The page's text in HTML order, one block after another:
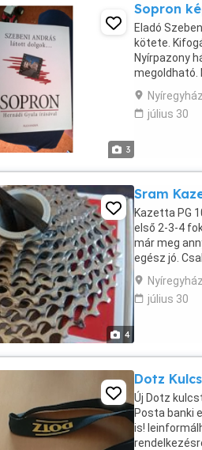
3
Sopron
Eladó
kötete.
Nyírpazony
megoldható.
július 30
4
Sram
Kazetta PG
első 2-3-4
már meg
egész jó.
július 30
Dotz
Új Dotz
Posta banki
is!